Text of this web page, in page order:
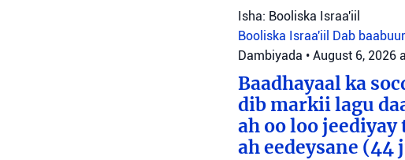
Isha: Booliska Israa'iil
Booliska Israa'iil Dab baabuur
Dambiyada • August 6, 2026
Baadhayaal ka
dib markii lagu
ah oo loo
ah eedeysane (44